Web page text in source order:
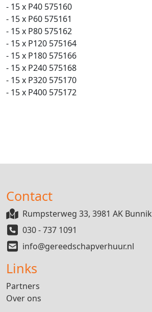
- 15 x P40 575160
- 15 x P60 575161
- 15 x P80 575162
- 15 x P120 575164
- 15 x P180 575166
- 15 x P240 575168
- 15 x P320 575170
- 15 x P400 575172
Contact
Rumpsterweg 33, 3981 AK Bunnik
030 - 737 1091
info@gereedschapverhuur.nl
Links
Partners
Over ons